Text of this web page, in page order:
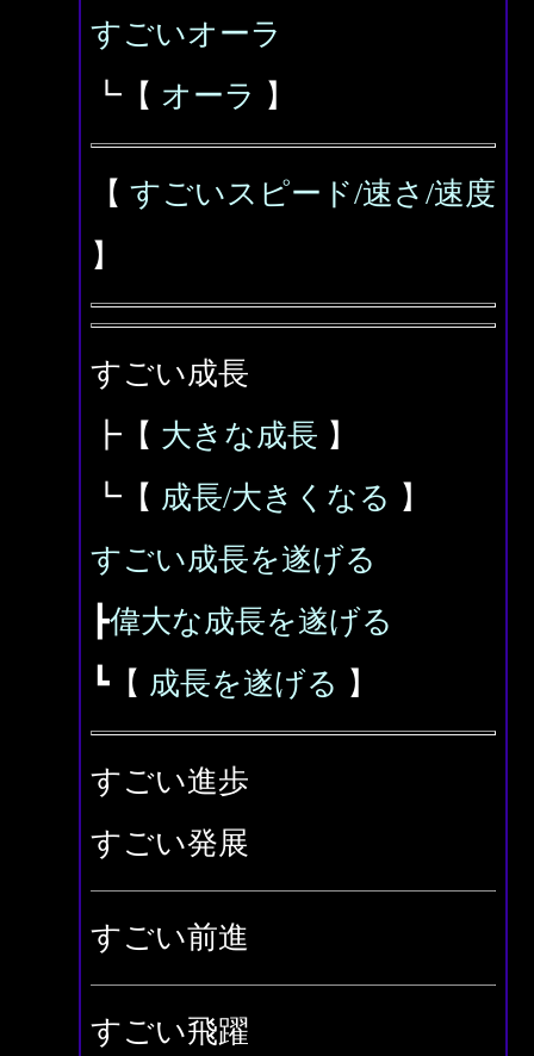
すごいオーラ
┗【 オーラ 】
【 すごいスピード/速さ/速度
】
すごい成長
┣【 大きな成長 】
┗【 成長/大きくなる 】
すごい成長を遂げる
┣偉大な成長を遂げる
┗【 成長を遂げる 】
すごい進歩
すごい発展
すごい前進
すごい飛躍